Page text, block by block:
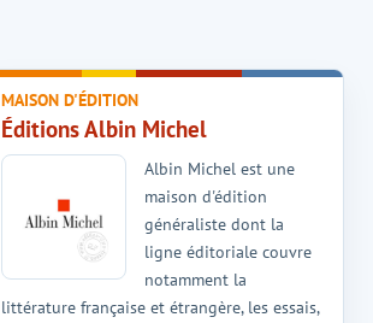
MAISON D'ÉDITION
Éditions Albin Michel
Albin Michel est une
maison d'édition
généraliste dont la
ligne éditoriale couvre
notamment la
littérature française et étrangère, les essais,